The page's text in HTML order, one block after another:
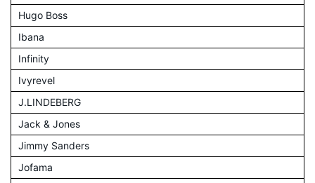
Hugo Boss
Ibana
Infinity
Ivyrevel
J.LINDEBERG
Jack & Jones
Jimmy Sanders
Jofama